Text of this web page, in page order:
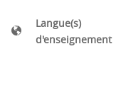
Langue(s)
d'enseignement